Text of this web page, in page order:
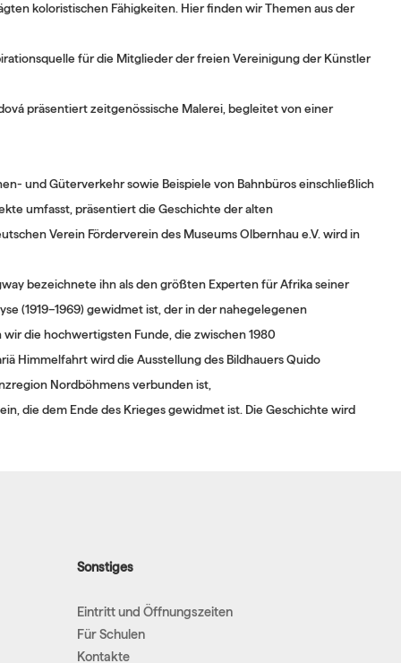
koloristischen Fähigkeiten. Hier finden wir Themen aus der
für die Mitglieder der freien Vereinigung der Künstler
präsentiert zeitgenössische Malerei, begleitet von einer
und Güterverkehr sowie Beispiele von Bahnbüros einschließlich
umfasst, präsentiert die Geschichte der alten
Verein Förderverein des Museums Olbernhau e.V. wird in
bezeichnete ihn als den größten Experten für Afrika seiner
(1919–1969) gewidmet ist, der in der nahegelegenen
die hochwertigsten Funde, die zwischen 1980
Himmelfahrt wird die Ausstellung des Bildhauers Quido
Nordböhmens verbunden ist,
die dem Ende des Krieges gewidmet ist. Die Geschichte wird
Sonstiges
Eintritt und Öffnungszeiten
Für Schulen
Kontakte